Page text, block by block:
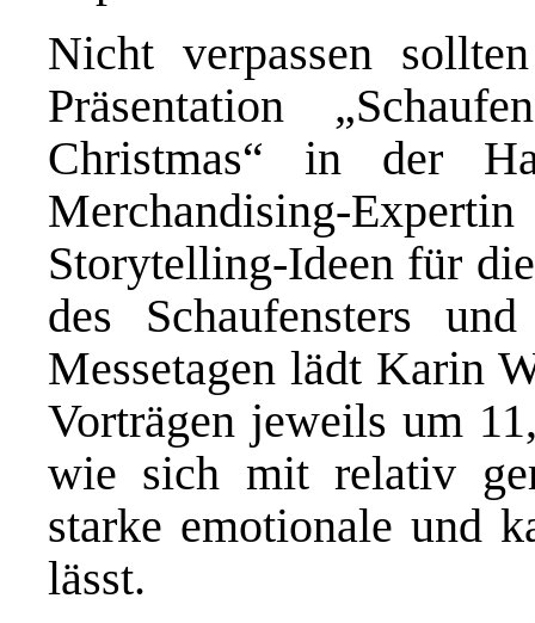
Nicht verpassen
Präsentation
Christmas“ in der
Merchandising-
Storytelling-Ideen für
des Schaufensters
Messetagen lädt Karin
Vorträgen jeweils um
wie sich mit relativ
starke emotionale und
lässt.